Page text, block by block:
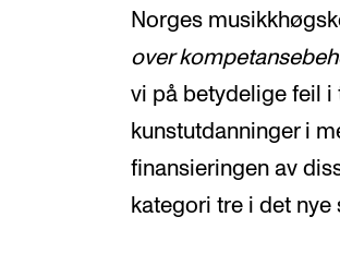
Norges
over
vi på betydelige feil i
kunstutdanninger i
finansieringen av
kategori tre i det nye